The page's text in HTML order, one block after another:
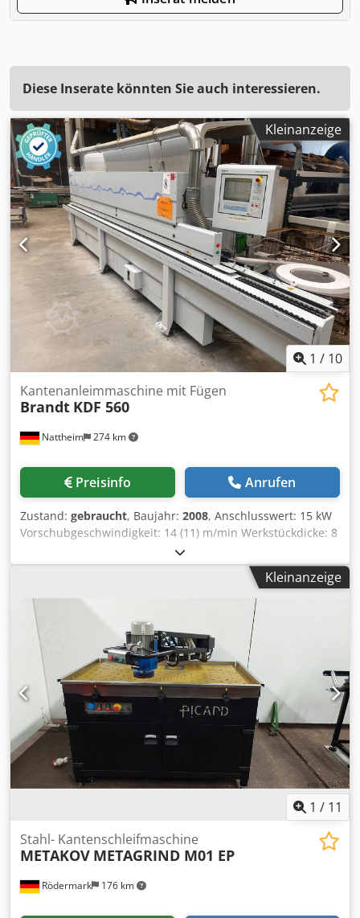
Diese Inserate könnten Sie auch interessieren.
Kleinanzeige
1 / 10
Nattheim 274 km
Kantenanleimmaschine mit Fügen
Brandt KDF 560
Preisinfo Anrufen
Zustand: gebraucht, Baujahr: 2008, Anschlusswert: 15 kW
Vorschubgeschwindigkeit: 14 (11) m/min Werkstückdicke: 8
- 60 mm Kantendicke: 0,4 - 8 mm Rollentrennen: max. 3,0 x
45 / 0,8 x 65 mm Absaugdurchmesser: 120 / 160 / 100 mm
Arbeitshöhe: 950 mm Maße: 6260 x 1560 x 2300 mm
Gewicht: ca. 3000 kg Cjdpey Ruzqsfx Agqerf Lagerort:
Lieferant
Kleinanzeige
1 / 11
Rödermark 176 km
Stahl- Kantenschleifmaschine
METAKOV METAGRIND M01 EP